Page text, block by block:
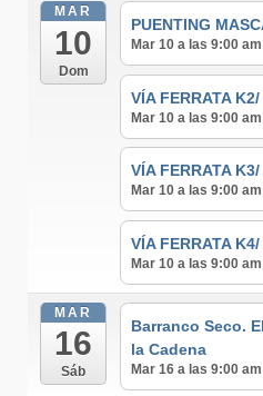
MAR
10
Dom
PUENTING
Mar 10 a las 9:00
VÍA FERRATA
Mar 10 a las 9:00
VÍA FERRATA
Mar 10 a las 9:00
VÍA FERRATA
Mar 10 a las 9:00
MAR
16
Sáb
Barranco Seco.
la Cadena
Mar 16 a las 9:00